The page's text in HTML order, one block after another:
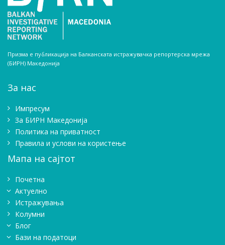
Призма е публикација на Балканската истражувачка репортерска мрежа
(БИРН) Македонија
За нас
Импресум
Зa БИРН Македонија
Политика на приватност
Правила и услови на користење
Мапа на сајтот
Почетна
Актуелно
Истражувањa
Колумни
Блог
Бази на податоци